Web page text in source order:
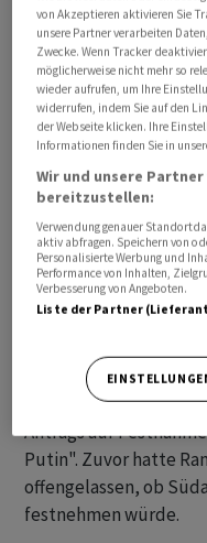
Südafrika steht seit
Druck, da das Land
eines vom
erlassenen
wirtschaftsstärksten
Das Gericht in Den
Ukraine im März
Noch am Dienstag
Ramaphosa
"Kriegserklärung"
"offensichtliche
Antrags auf
Putin". Zuvor hatte
offengelassen, ob
festnehmen würde.
von Akzeptieren aktivieren Sie
unsere Partner verarbeiten
Zwecke. Wenn Tracker
möglicherweise nicht mehr so
wieder aufrufen, um Ihre
widerrufen, indem Sie auf den
der Webseite klicken. Ihre
Informationen finden Sie in
Wir und unsere
bereitzustellen:
Verwendung genauer
aktiv abfragen. Speichern von
Personalisierte Werbung und
Performance von Inhalten,
Verbesserung von Angeboten.
Liste der Partner